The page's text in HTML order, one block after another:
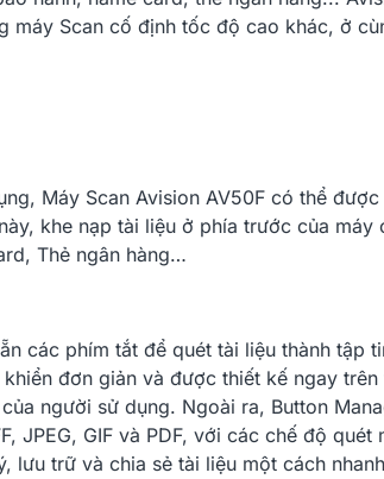
máy Scan cố định tốc độ cao khác, ở
Máy Scan Avision AV50F có thể
khe nạp tài liệu ở phía trước của máy
Thẻ ngân hàng…
các phím tắt để quét tài liệu thành tập
đơn giản và được thiết kế ngay trên
người sử dụng. Ngoài ra, Button
JPEG, GIF và PDF, với các chế độ quét
lưu trữ và chia sẻ tài liệu một cách